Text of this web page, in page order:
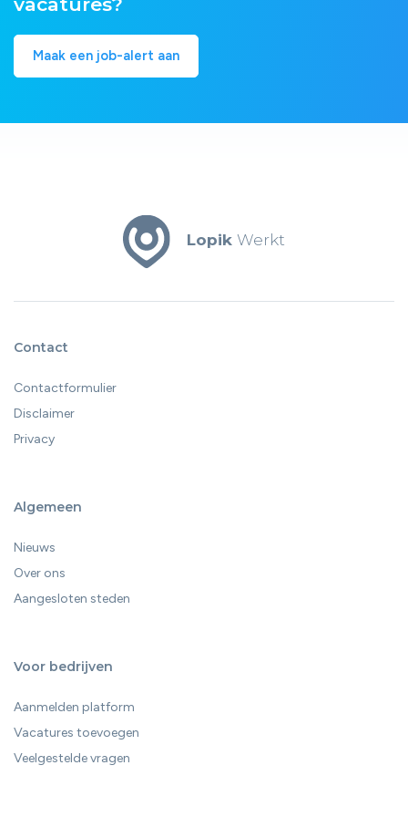
Maak een job-alert aan
Lopik Werkt
Contact
Contactformulier
Disclaimer
Privacy
Algemeen
Nieuws
Over ons
Aangesloten steden
Voor bedrijven
Aanmelden platform
Vacatures toevoegen
Veelgestelde vragen